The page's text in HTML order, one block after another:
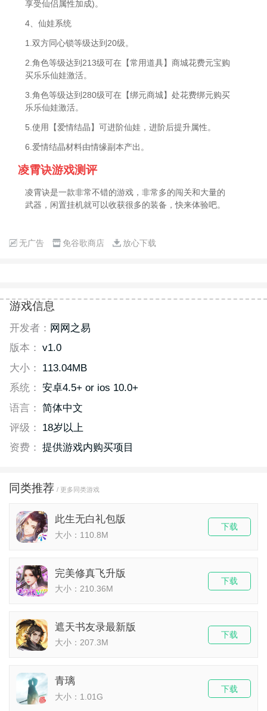
享受仙侣属性加成)。
4、仙娃系统
1.双方同心锁等级达到20级。
2.角色等级达到213级可在【常用道具】商城花费元宝购
买乐乐仙娃激活。
3.角色等级达到280级可在【绑元商城】处花费绑元购买
乐乐仙娃激活。
5.使用【爱情结晶】可进阶仙娃，进阶后提升属性。
6.爱情结晶材料由情缘副本产出。
凌霄诀游戏测评
凌霄诀是一款非常不错的游戏，非常多的闯关和大量的
武器，闲置挂机就可以收获很多的装备，快来体验吧。
无广告 免谷歌商店 放心下载
游戏信息
开发者： 网网之易
版本： v1.0
大小：
113.04MB
系统： 安卓4.5+ or ios 10.0+
语言： 简体中文
评级：
18岁以上
资费： 提供游戏内购买项目
同类推荐 / 更多同类游戏
此生无白礼包版
大小：110.8M
下载
完美修真飞升版
大小：210.36M
下载
遮天书友录最新版
大小：207.3M
下载
青璃
大小：1.01G
下载